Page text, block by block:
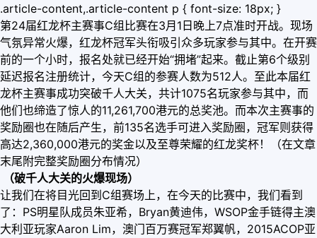
.article-content,.article-content p { font-size: 18px; }
第24届红龙杯主赛事C组比赛在3月1日晚上7点准时开战。现场
气氛异常火爆，红龙杯冠军头衔吸引众多玩家参与其中。在开赛
前的一个小时，报名处就已经开始“拥堵”起来。截止第6个级别
延迟报名注册统计，今天C组的参赛人数为512人。至此本届红
龙杯主赛事成功突破千人大关，共计1075名玩家参与其中，而
他们也缔造了惊人的11,261,700港元的总奖池。而本次主赛事的
奖励圈也在随后产生，前135名选手可进入奖励圈，冠军则获得
高达2,360,000港元的奖金以及至尊荣耀的红龙奖杯！（在文章
末尾附完整奖励圈分布情况）
（破千人大关的火爆现场）
让我们在将目光回到C组赛场上，在今天的比赛中，我们看到
了：PS明星队成员朱亚希，Bryan黄迪伟，WSOP金手链得主澳
大利亚玩家Aaron Lim，澳门百万赛冠军郑翼帆，2015ACOP亚